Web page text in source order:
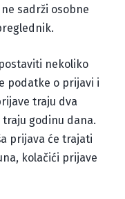
sadrži osobne
nekoliko
podatke o prijavi i
traju dva
godinu dana.
prijava će trajati
kolačići prijave